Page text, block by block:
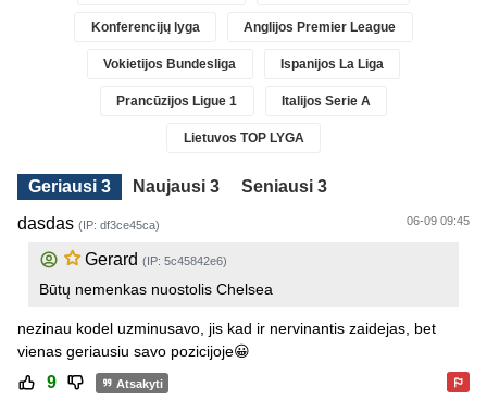
Konferencijų lyga Anglijos Premier League
Vokietijos Bundesliga Ispanijos La Liga
Prancūzijos Ligue 1 Italijos Serie A
Lietuvos TOP LYGA
Geriausi 3 Naujausi 3
Seniausi 3
dasdas (IP: df3ce45ca) 06-09 09:45
Gerard (IP: 5c45842e6)
Būtų nemenkas nuostolis Chelsea
nezinau kodel uzminusavo, jis kad ir nervinantis zaidejas, bet
vienas geriausiu savo pozicijoje😀
9 Atsakyti